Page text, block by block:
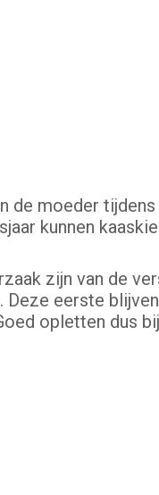
de moeder
kunnen
zijn van de
eerste
opletten dus